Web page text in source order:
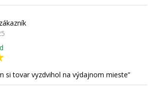
si tovar vyzdvihol na výdajnom mieste